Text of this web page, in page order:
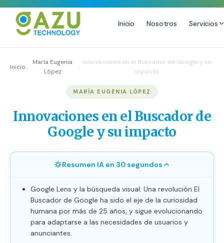
Inicio Nosotros Servicios
Email Marketing y SMS
Growth Youtube ↗
Producción de Videos
Inicio›
María Eugenia
López
›
Innovaciones en el Buscador de Google y su
impacto
MARÍA EUGENIA LÓPEZ
Innovaciones en el Buscador de
Google y su impacto
Resumen IA en 30 segundos
Google Lens y la búsqueda visual: Una revolución El
Buscador de Google ha sido el eje de la curiosidad
humana por más de 25 años, y sigue evolucionando
para adaptarse a las necesidades de usuarios y
anunciantes.